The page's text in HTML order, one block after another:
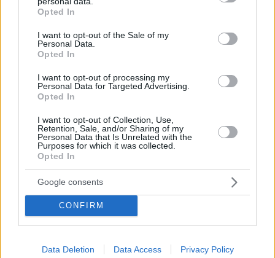
grant or deny consent to Google and its third-party tags to
use your data for below specified purposes in below Google
consent section.
Opted In
I want to opt-out of the Sale of my
Personal Data.
Opted In
I want to opt-out of processing my
Personal Data for Targeted Advertising.
Opted In
I want to opt-out of Collection, Use,
Retention, Sale, and/or Sharing of my
Personal Data that Is Unrelated with the
Purposes for which it was collected.
Opted In
Google consents
CONFIRM
Data Deletion Data Access Privacy Policy
διασυρμός είναι αυτός ρε σάπιοι υποκριτές;
Kit Carson
25.07.2025, 15:25
Συμφωνώ! Δεν έκαναν κάποιο έγκλημα!
ΑΠΑΝΤΗΣΗ
ΦΟΡΤΩΣΗ ΠΕΡΙΣΣΟΤΕΡΩΝ ΣΧΟΛΙΩΝ
ΠΡΟΣΘΗΚΗ ΣΧΟΛΙΟΥ
ΌΝΟΜΑ *